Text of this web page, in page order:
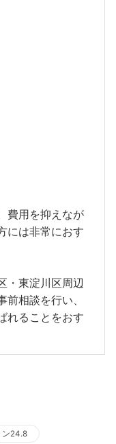
費用を抑えなが
には非常におす
・東淀川区周辺
相談を行い、
れることをおす
ン24.8